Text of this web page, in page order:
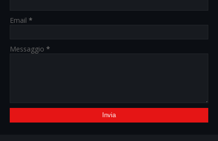
Email *
Messaggio *